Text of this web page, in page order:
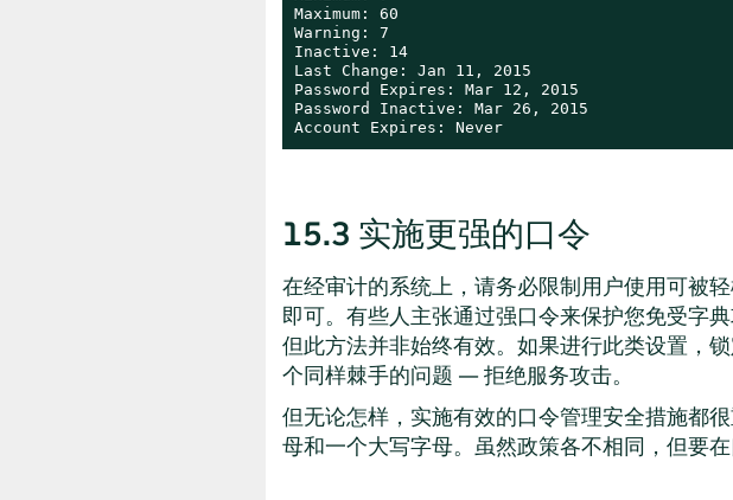
Maximum: 60
Warning: 7
Inactive: 14
Last Change: Jan 11, 2015
Password Expires: Mar 12, 2015
Password Inactive: Mar 26, 2015
Account Expires: Never
15.3 实施更强的口令
在经审计的系统上，请务必限制用户使用可被
即可。有些人主张通过强口令来保护您免受字
但此方法并非始终有效。如果进行此类设置，
个同样棘手的问题 — 拒绝服务攻击。
但无论怎样，实施有效的口令管理安全措施都
母和一个大写字母。虽然政策各不相同，但要